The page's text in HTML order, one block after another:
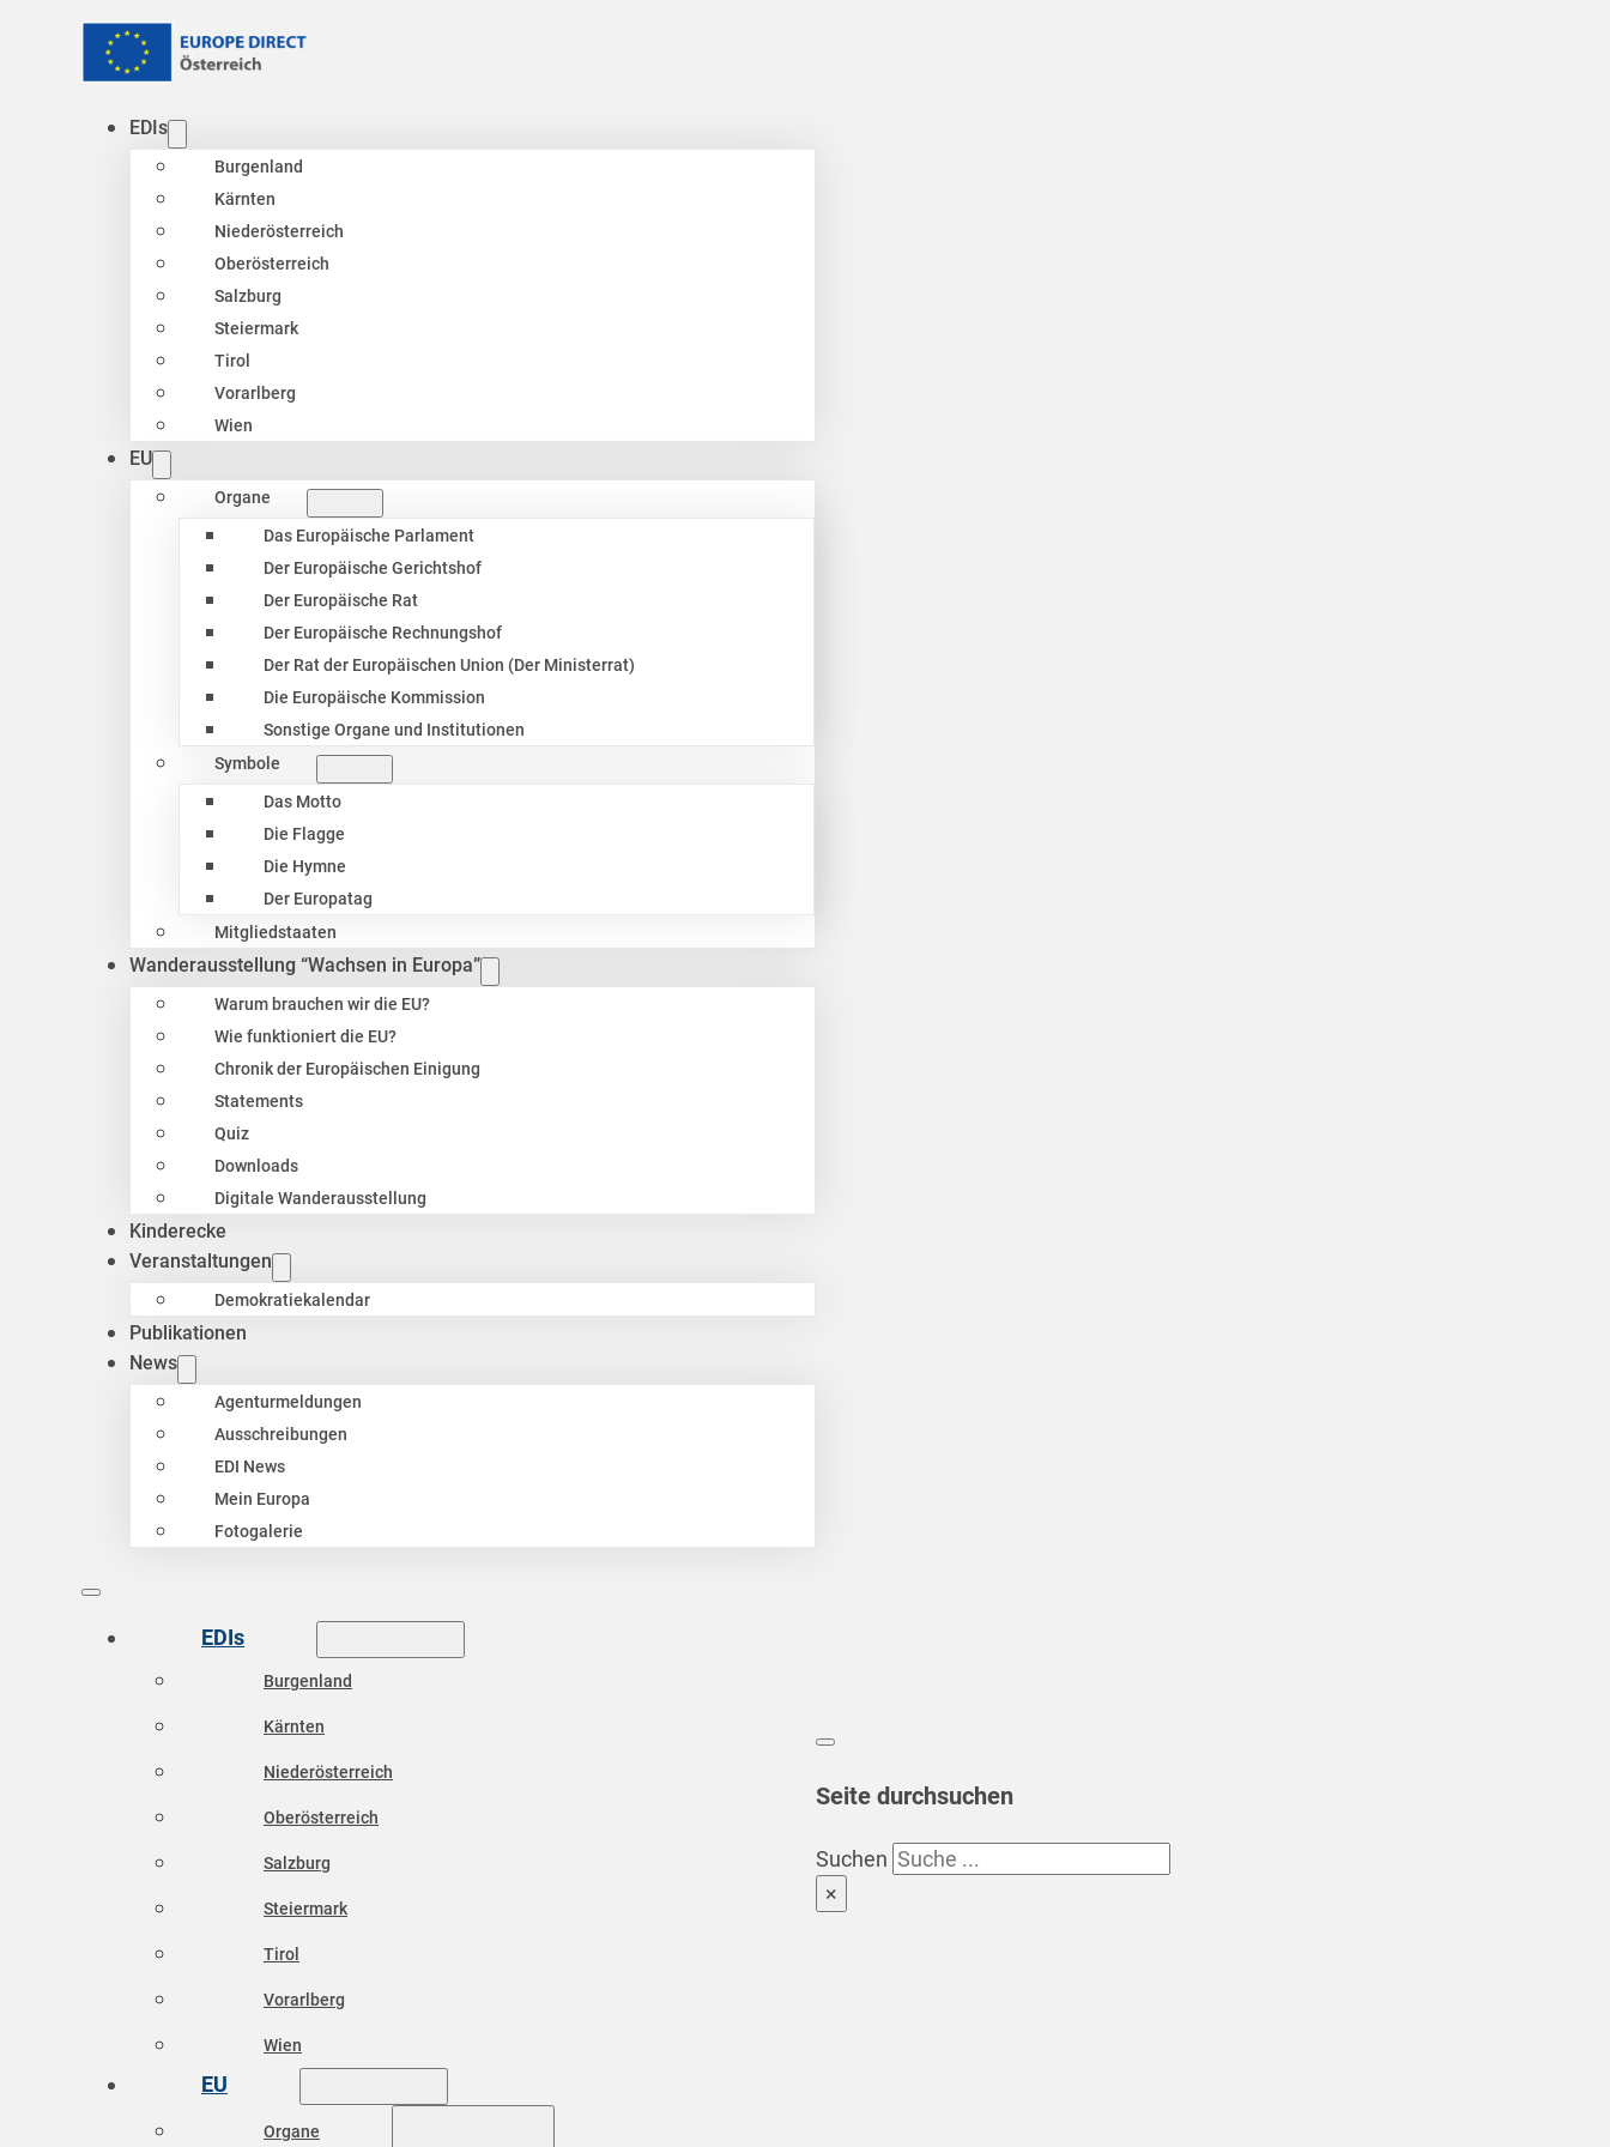
EDIs
Burgenland
Kärnten
Niederösterreich
Oberösterreich
Salzburg
Steiermark
Tirol
Vorarlberg
Wien
EU
Organe
Das Europäische Parlament
Der Europäische Gerichtshof
Der Europäische Rat
Der Europäische Rechnungshof
Der Rat der Europäischen Union (Der Ministerrat)
Die Europäische Kommission
Sonstige Organe und Institutionen
Symbole
Das Motto
Die Flagge
Die Hymne
Der Europatag
Mitgliedstaaten
Wanderausstellung “Wachsen in Europa”
Warum brauchen wir die EU?
Wie funktioniert die EU?
Chronik der Europäischen Einigung
Statements
Quiz
Downloads
Digitale Wanderausstellung
Kinderecke
Veranstaltungen
Demokratiekalendar
Publikationen
News
Agenturmeldungen
Ausschreibungen
EDI News
Mein Europa
Fotogalerie
EDIs
Burgenland
Kärnten
Niederösterreich
Oberösterreich
Salzburg
Steiermark
Tirol
Vorarlberg
Wien
EU
Organe
Seite durchsuchen
Suchen
×